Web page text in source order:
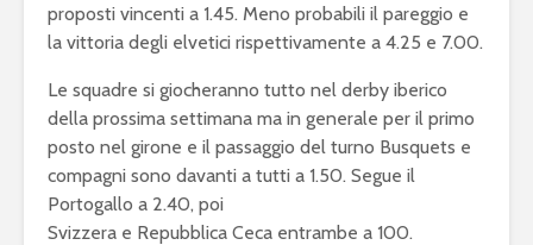
proposti vincenti a 1.45. Meno probabili il pareggio e
la vittoria degli elvetici rispettivamente a 4.25 e 7.00.
Le squadre si giocheranno tutto nel derby iberico
della prossima settimana ma in generale per il primo
posto nel girone e il passaggio del turno Busquets e
compagni sono davanti a tutti a 1.50. Segue il
Portogallo a 2.40, poi
Svizzera e Repubblica Ceca entrambe a 100.